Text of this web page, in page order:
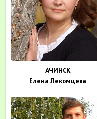
АЧИНСК
Елена Лекомцева